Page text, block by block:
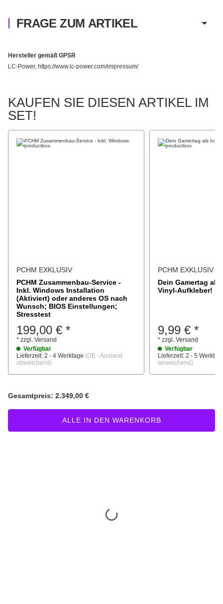
FRAGE ZUM ARTIKEL
Hersteller gemäß GPSR
LC-Power, https://www.lc-power.com/impressum/
KAUFEN SIE DIESEN ARTIKEL IM
SET!
PCHM EXKLUSIV
PCHM Zusammenbau-Service -
Inkl. Windows Installation
(Aktiviert) oder anderes OS nach
Wunsch; BIOS Einstellungen;
Stresstest
199,00 € *
* zzgl. Versand
Verfügbar
Lieferzeit: 2 - 4 Werktage (DE - Ausland
abweichend)
PCHM EXKLUSIV
Dein Gamertag
Vinyl-Aufkleber!
9,99 € *
* zzgl. Versand
Verfügbar
Lieferzeit: 2 - 5
abweichend)
Gesamtpreis: 2.349,00 €
ALLE IN DEN WARENKORB